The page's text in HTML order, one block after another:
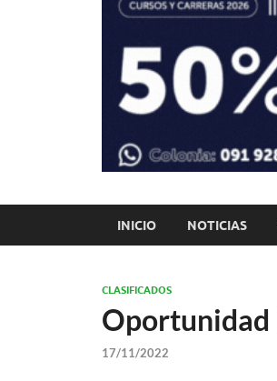
INICIO NOTICIAS
CLASIFICADOS
Oportunidad
17/11/2022